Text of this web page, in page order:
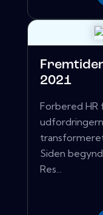
2021
Forbered HR
Siden
Res...